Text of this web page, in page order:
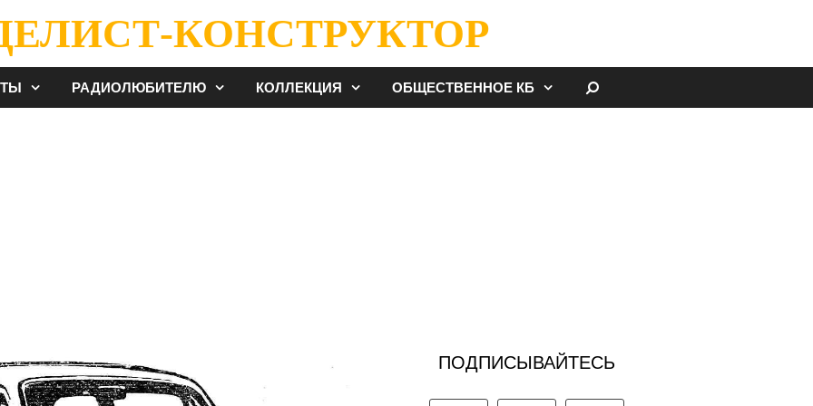
КОНСТРУКТОР
РАДИОЛЮБИТЕЛЮ КОЛЛЕКЦИЯ ОБЩЕСТВЕННОЕ КБ
ПОДПИСЫВАЙТЕСЬ